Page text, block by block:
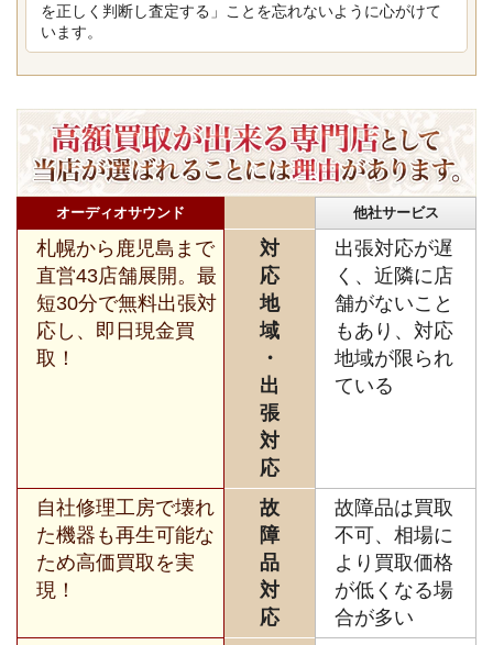
を正しく判断し査定する」ことを忘れないように心がけて
います。
オーディオサウンド 他社サービス
札幌から鹿児島まで
直営43店舗展開。最
短30分で無料出張対
応し、即日現金買
取！
対
応
地
域
・
出
張
対
応
出張対応が遅
く、近隣に店
舗がないこと
もあり、対応
地域が限られ
ている
自社修理工房で壊れ
た機器も再生可能な
ため高価買取を実
現！
故
障
品
対
応
故障品は買取
不可、相場に
より買取価格
が低くなる場
合が多い